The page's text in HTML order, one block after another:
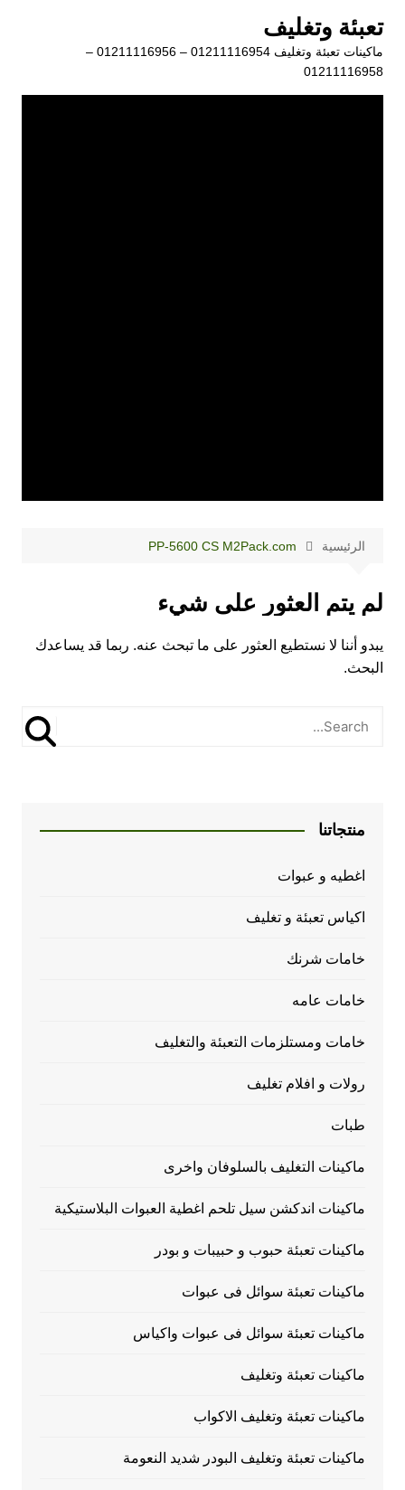
المحتوى
تعبئة وتغليف
ماكينات تعبئة وتغليف 01211116954 – 01211116956 –
01211116958
الرئيسية PP-5600 CS M2Pack.com
لم يتم العثور على شيء
يبدو أننا لا نستطيع العثور على ما تبحث عنه. ربما قد يساعدك
البحث.
منتجاتنا
اغطيه و عبوات
اكياس تعبئة و تغليف
خامات شرنك
خامات عامه
خامات ومستلزمات التعبئة والتغليف
رولات و افلام تغليف
طبات
ماكينات التغليف بالسلوفان واخرى
ماكينات اندكشن سيل تلحم اغطية العبوات البلاستيكية
ماكينات تعبئة حبوب و حبيبات و بودر
ماكينات تعبئة سوائل فى عبوات
ماكينات تعبئة سوائل فى عبوات واكياس
ماكينات تعبئة وتغليف
ماكينات تعبئة وتغليف الاكواب
ماكينات تعبئة وتغليف البودر شديد النعومة